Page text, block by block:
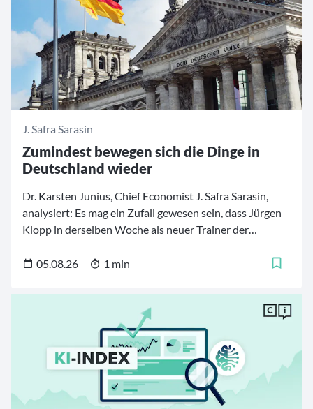
J. Safra Sarasin
Zumindest bewegen sich die Dinge in
Deutschland wieder
Dr. Karsten Junius, Chief Economist J. Safra Sarasin,
analysiert: Es mag ein Zufall gewesen sein, dass Jürgen
Klopp in derselben Woche als neuer Trainer der
wurde, in der Bundeskanzler Friedrich Merz begann,
05.08.26 1 min